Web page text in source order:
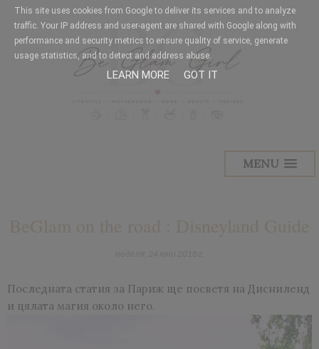
MENU
Последната статия за Париж ще посветя на Дисниленд
и цялата магия около него.
This site uses cookies from Google to deliver its services and to analyze
traffic. Your IP address and user-agent are shared with Google along with
performance and security metrics to ensure quality of service, generate
usage statistics, and to detect and address abuse.
LEARN MORE GOT IT